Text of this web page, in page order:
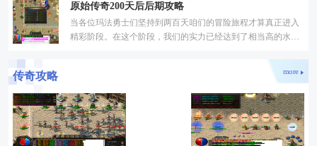
原始传奇200天后后期攻略
当各位玛法勇士们坚持到两百天咱们的冒险旅程才算真正进入
精彩阶段。在这个阶段，我们的实力已经达到了相当高的水
传奇攻略 more